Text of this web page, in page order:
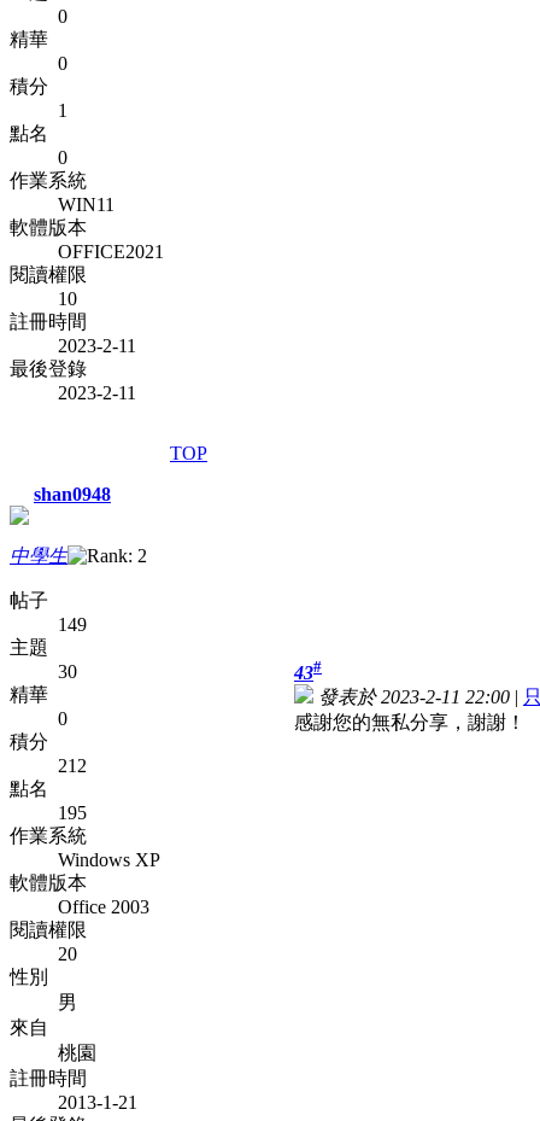
0
精華
0
積分
1
點名
0
作業系統
WIN11
軟體版本
OFFICE2021
閱讀權限
10
註冊時間
2023-2-11
最後登錄
2023-2-11
TOP
shan0948
中學生
帖子
149
主題
30
精華
0
積分
212
點名
195
作業系統
Windows XP
軟體版本
Office 2003
閱讀權限
20
性別
男
來自
桃園
註冊時間
2013-1-21
43#
發表於 2023-2-11 22:00 |
感謝您的無私分享，謝謝！